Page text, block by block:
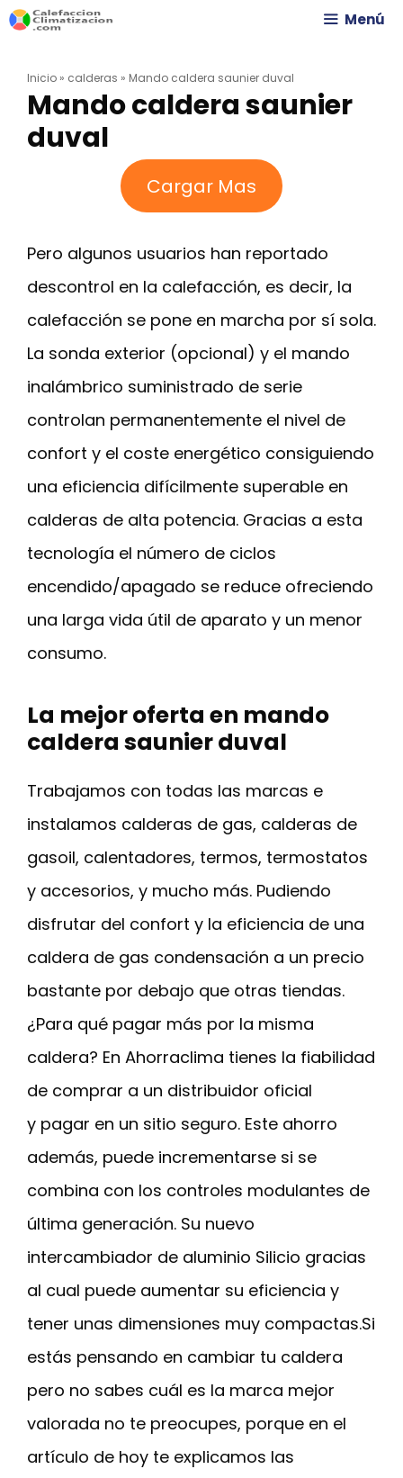
Saltar
contenido
Menú
Inicio » calderas » Mando caldera saunier duval
Mando caldera saunier
duval
Cargar Mas
Pero algunos usuarios han reportado
descontrol en la calefacción, es decir, la
calefacción se pone en marcha por sí sola.
La sonda exterior (opcional) y el mando
inalámbrico suministrado de serie
controlan permanentemente el nivel de
confort y el coste energético consiguiendo
una eficiencia difícilmente superable en
calderas de alta potencia. Gracias a esta
tecnología el número de ciclos
encendido/apagado se reduce ofreciendo
una larga vida útil de aparato y un menor
consumo.
La mejor oferta en mando
caldera saunier duval
Trabajamos con todas las marcas e
instalamos calderas de gas, calderas de
gasoil, calentadores, termos, termostatos
y accesorios, y mucho más. Pudiendo
disfrutar del confort y la eficiencia de una
caldera de gas condensación a un precio
bastante por debajo que otras tiendas.
¿Para qué pagar más por la misma
caldera? En Ahorraclima tienes la fiabilidad
de comprar a un distribuidor oficial
y pagar en un sitio seguro. Este ahorro
además, puede incrementarse si se
combina con los controles modulantes de
última generación. Su nuevo
intercambiador de aluminio Silicio gracias
al cual puede aumentar su eficiencia y
tener unas dimensiones muy compactas.Si
estás pensando en cambiar tu caldera
pero no sabes cuál es la marca mejor
valorada no te preocupes, porque en el
artículo de hoy te explicamos las